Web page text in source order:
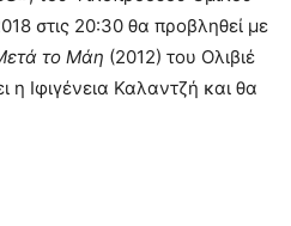
στις 20:30 θα προβληθεί με
το Μάη (2012) του Ολιβιέ
η Ιφιγένεια Καλαντζή και θα